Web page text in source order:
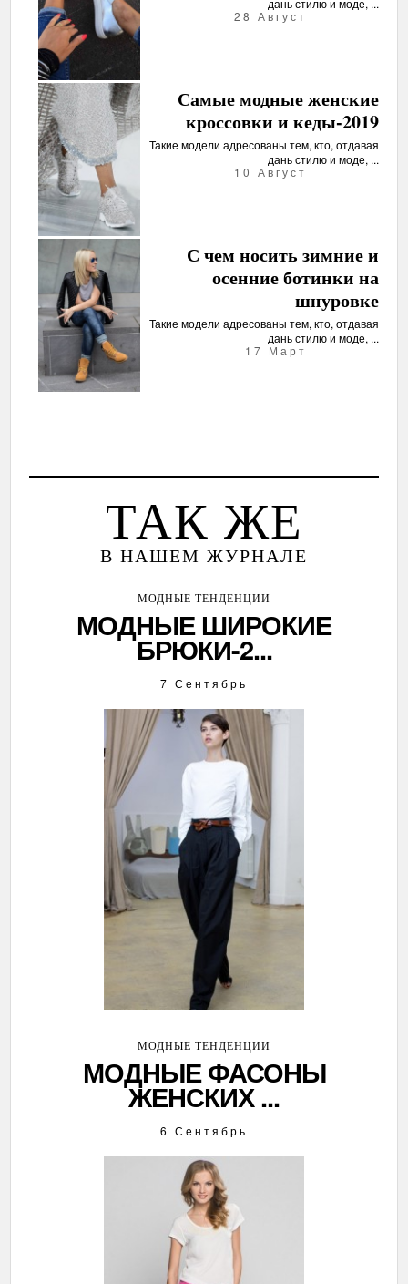
дань стилю и моде, ...
28 Август
Самые модные женские
кроссовки и кеды-2019
Такие модели адресованы тем, кто, отдавая
дань стилю и моде, ...
10 Август
С чем носить зимние и
осенние ботинки на
шнуровке
Такие модели адресованы тем, кто, отдавая
дань стилю и моде, ...
17 Март
ТАК ЖЕ
В НАШЕМ ЖУРНАЛЕ
МОДНЫЕ ТЕНДЕНЦИИ
МОДНЫЕ ШИРОКИЕ
БРЮКИ-2...
7 Сентябрь
МОДНЫЕ ТЕНДЕНЦИИ
МОДНЫЕ ФАСОНЫ
ЖЕНСКИХ ...
6 Сентябрь